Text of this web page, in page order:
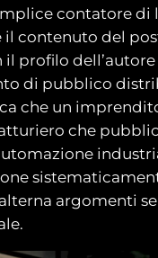
contatore di
il contenuto del
profilo dell’autore
di pubblico
che un
che
argomenti